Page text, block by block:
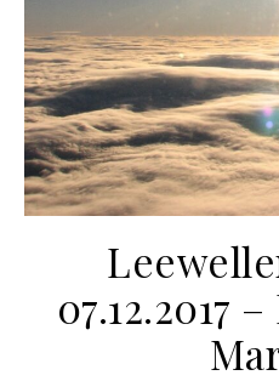
07.12.2017